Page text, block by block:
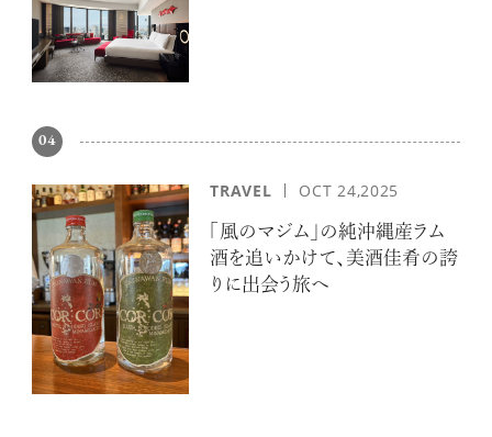
【フィリップス オークション】映画界
の巨匠のアイデアから生まれた時計
禁断の不倫が夫婦の純愛をあぶり
出す“振りきったな”と感じた現代版・
谷崎映画『鍵』。愛は嫉妬を越えるの
か？
俳優
吹越 満
04
TRAVEL OCT 24,2025
「風のマジム」の純沖縄産ラム
酒を追いかけて、美酒佳肴の誇
りに出会う旅へ